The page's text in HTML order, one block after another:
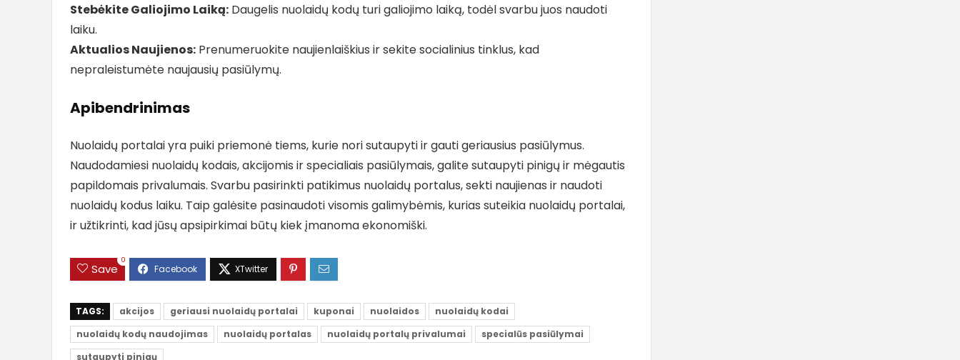
Stebėkite Galiojimo Laiką: Daugelis nuolaidų kodų turi galiojimo laiką, todėl svarbu juos naudoti
laiku.
Aktualios Naujienos: Prenumeruokite naujienlaiškius ir sekite socialinius tinklus, kad
nepraleistumėte naujausių pasiūlymų.
Apibendrinimas
Nuolaidų portalai yra puiki priemonė tiems, kurie nori sutaupyti ir gauti geriausius pasiūlymus.
Naudodamiesi nuolaidų kodais, akcijomis ir specialiais pasiūlymais, galite sutaupyti pinigų ir mėgautis
papildomais privalumais. Svarbu pasirinkti patikimus nuolaidų portalus, sekti naujienas ir naudoti
nuolaidų kodus laiku. Taip galėsite pasinaudoti visomis galimybėmis, kurias suteikia nuolaidų portalai,
ir užtikrinti, kad jūsų apsipirkimai būtų kiek įmanoma ekonomiški.
Save
0
TAGS: akcijos geriausi nuolaidų portalai kuponai nuolaidos
nuolaidų kodai
nuolaidų kodų naudojimas
nuolaidų portalas nuolaidų portalų privalumai
specialūs pasiūlymai
sutaupyti pinigų